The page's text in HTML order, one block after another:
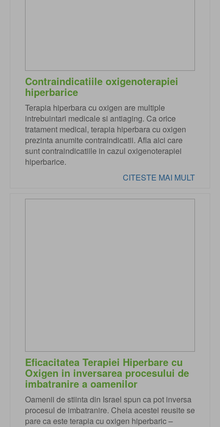
Contraindicatiile oxigenoterapiei
hiperbarice
Terapia hiperbara cu oxigen are multiple
intrebuintari medicale si antiaging. Ca orice
tratament medical, terapia hiperbara cu oxigen
prezinta anumite contraindicatii. Afla aici care
sunt contraindicatiile in cazul oxigenoterapiei
hiperbarice.
CITESTE MAI MULT
Eficacitatea Terapiei Hiperbare cu
Oxigen in inversarea procesului de
imbatranire a oamenilor
Oamenii de stiinta din Israel spun ca pot inversa
procesul de imbatranire. Cheia acestei reusite se
pare ca este terapia cu oxigen hiperbaric –